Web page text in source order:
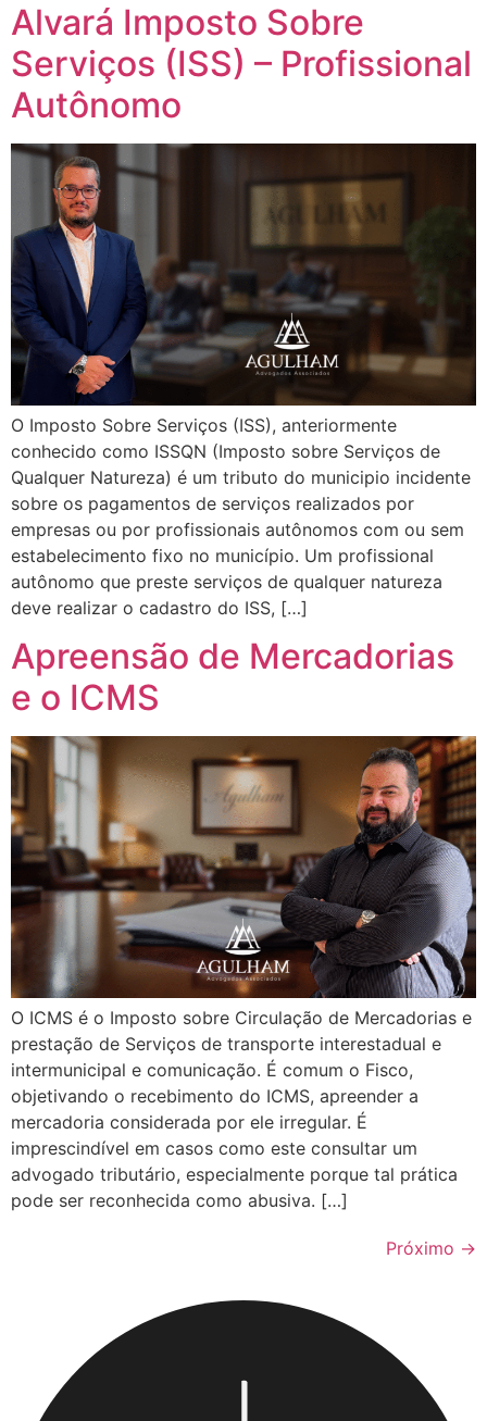
Alvará Imposto Sobre
Serviços (ISS) – Profissional
Autônomo
O Imposto Sobre Serviços (ISS), anteriormente
conhecido como ISSQN (Imposto sobre Serviços de
Qualquer Natureza) é um tributo do municipio incidente
sobre os pagamentos de serviços realizados por
empresas ou por profissionais autônomos com ou sem
estabelecimento fixo no município. Um profissional
autônomo que preste serviços de qualquer natureza
deve realizar o cadastro do ISS, […]
Apreensão de Mercadorias
e o ICMS
O ICMS é o Imposto sobre Circulação de Mercadorias e
prestação de Serviços de transporte interestadual e
intermunicipal e comunicação. É comum o Fisco,
objetivando o recebimento do ICMS, apreender a
mercadoria considerada por ele irregular. É
imprescindível em casos como este consultar um
advogado tributário, especialmente porque tal prática
pode ser reconhecida como abusiva. […]
Próximo →